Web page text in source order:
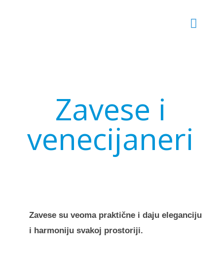
Zavese i
venecijaneri
Zavese su veoma praktične i daju eleganciju
i harmoniju svakoj prostoriji.